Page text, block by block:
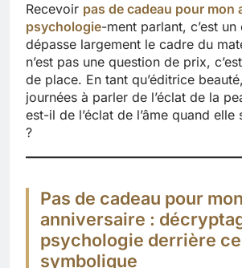
Recevoir pas de cadeau pour mon
psychologie-ment parlant, c’est
dépasse largement le cadre du
n’est pas une question de prix,
de place. En tant qu’éditrice
journées à parler de l’éclat de la
est-il de l’éclat de l’âme quand elle
?
Pas de cadeau pour mon
anniversaire :
psychologie derrière
symbolique